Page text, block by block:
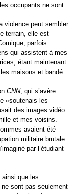
occupants ne sont
violence peut sembler
terrain, elle est
parfois.
qui assistent à mes
étant maintenant
maisons et bandé
CNN, qui s’avère
«soutenais les
des images vidéo
et mes voisins.
avaient été
militaire brutale
par l’étudiant
ainsi que les
sont pas seulement